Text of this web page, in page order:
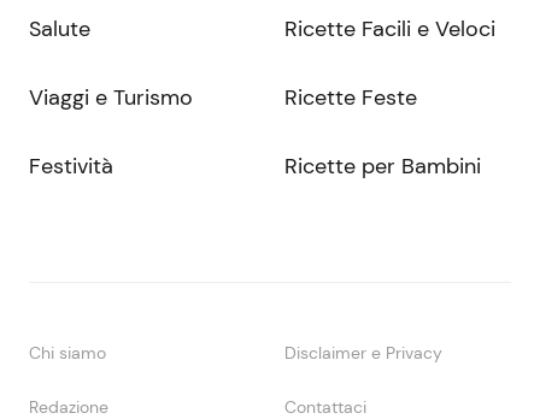
Salute
Viaggi e Turismo
Festività
Ricette Facili e Veloci
Ricette Feste
Ricette per Bambini
Chi siamo Disclaimer e Privacy
Redazione Contattaci